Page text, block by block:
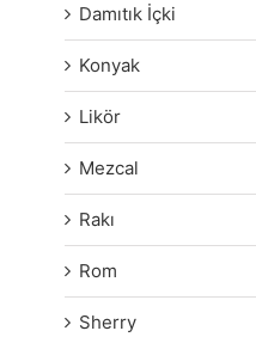
Damıtık İçki
Konyak
Likör
Mezcal
Rakı
Rom
Sherry